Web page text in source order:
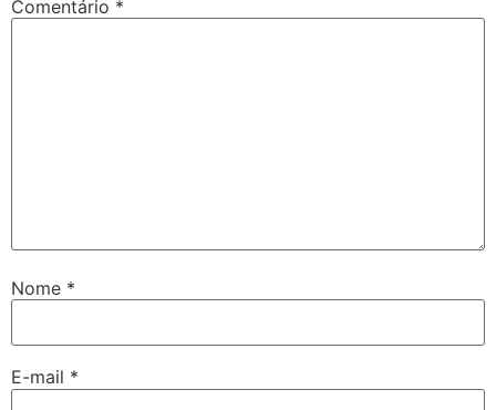
Comentário *
Nome *
E-mail *